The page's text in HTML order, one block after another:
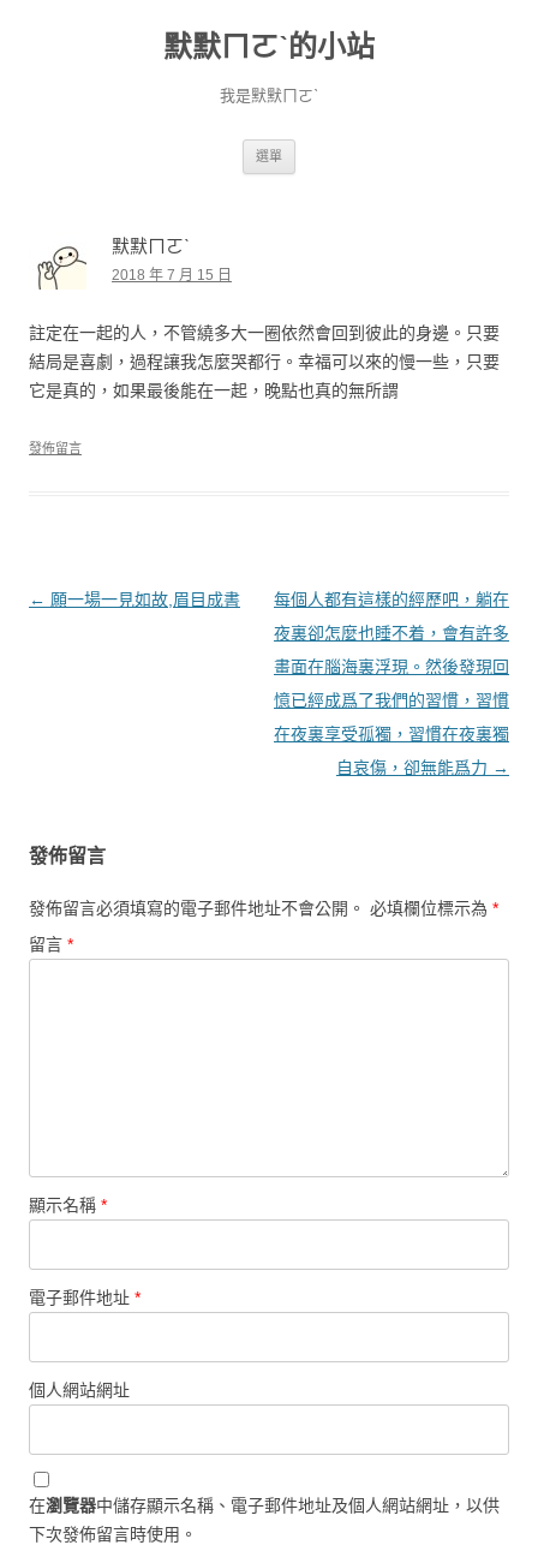
默默ㄇㄛˋ的小站
我是默默ㄇㄛˋ
選單
默默ㄇㄛˋ
2018 年 7 月 15 日
註定在一起的人，不管繞多大一圈依然會回到彼此的身邊。只要
結局是喜劇，過程讓我怎麼哭都行。幸福可以來的慢一些，只要
它是真的，如果最後能在一起，晚點也真的無所謂
發佈留言
文章導覽
← 願一場一見如故,眉目成書
每個人都有這樣的經歷吧，躺在
夜裏卻怎麼也睡不着，會有許多
畫面在腦海裏浮現。然後發現回
憶已經成爲了我們的習慣，習慣
在夜裏享受孤獨，習慣在夜裏獨
自哀傷，卻無能爲力 →
發佈留言
發佈留言必須填寫的電子郵件地址不會公開。 必填欄位標示為 *
留言 *
顯示名稱 *
電子郵件地址 *
個人網站網址
在瀏覽器中儲存顯示名稱、電子郵件地址及個人網站網址，以供
下次發佈留言時使用。